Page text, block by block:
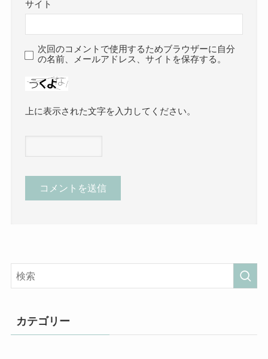
サイト
次回のコメントで使用するためブラウザーに自分
の名前、メールアドレス、サイトを保存する。
上に表示された文字を入力してください。
カテゴリー